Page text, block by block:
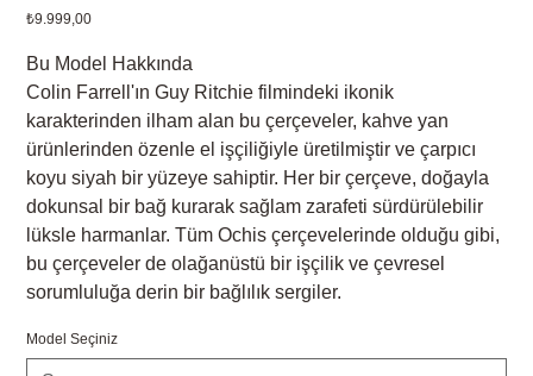
Fiyat
₺9.999,00
Bu Model Hakkında
Colin Farrell'ın Guy Ritchie filmindeki ikonik
karakterinden ilham alan bu çerçeveler, kahve yan
ürünlerinden özenle el işçiliğiyle üretilmiştir ve çarpıcı
koyu siyah bir yüzeye sahiptir. Her bir çerçeve, doğayla
dokunsal bir bağ kurarak sağlam zarafeti sürdürülebilir
lüksle harmanlar. Tüm Ochis çerçevelerinde olduğu gibi,
bu çerçeveler de olağanüstü bir işçilik ve çevresel
sorumluluğa derin bir bağlılık sergiler.
Model Seçiniz